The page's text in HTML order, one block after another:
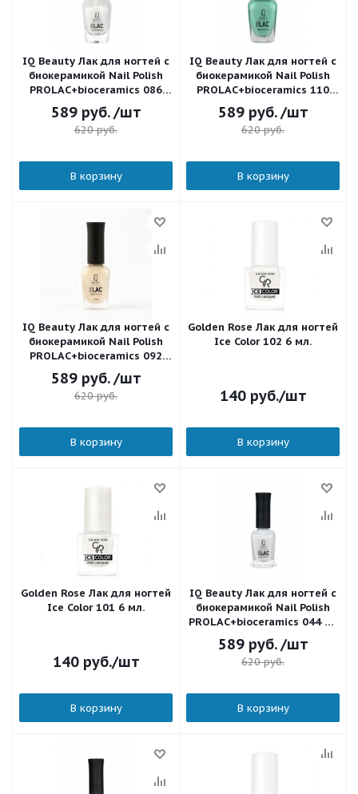
IQ Beauty Лак для ногтей с
биокерамикой Nail Polish
PROLAC+bioceramics 086
One and Only 12,5 мл.
589руб. /шт
620руб.
В корзину
IQ Beauty Лак для ногтей с
биокерамикой Nail Polish
PROLAC+bioceramics 110
Cedar milk 12,5 мл.
589руб. /шт
620руб.
В корзину
IQ Beauty Лак для ногтей с
биокерамикой Nail Polish
PROLAC+bioceramics 092
Celebration 12,5 мл.
589руб. /шт
620руб.
В корзину
Golden Rose Лак для ногтей
Ice Color 102 6 мл.
140руб./шт
В корзину
Golden Rose Лак для ногтей
Ice Color 101 6 мл.
140руб./шт
В корзину
IQ Beauty Лак для ногтей с
биокерамикой Nail Polish
PROLAC+bioceramics 044 Le
parfait 12,5 мл.
589руб. /шт
620руб.
В корзину